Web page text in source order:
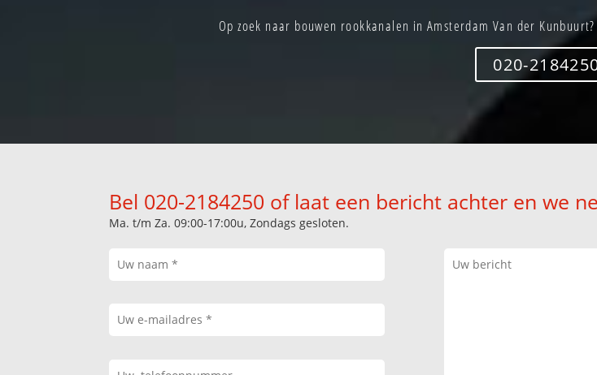
Op zoek naar bouwen rookkanalen in Amsterdam Van der
020-
Bel 020-2184250 of laat een bericht achter en we
Ma. t/m Za. 09:00-17:00u, Zondags gesloten.